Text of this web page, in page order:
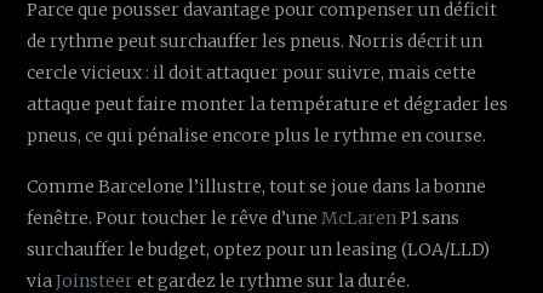
Parce que pousser davantage pour compenser un déficit
de rythme peut surchauffer les pneus. Norris décrit un
cercle vicieux : il doit attaquer pour suivre, mais cette
attaque peut faire monter la température et dégrader les
pneus, ce qui pénalise encore plus le rythme en course.
Comme Barcelone l’illustre, tout se joue dans la bonne
fenêtre. Pour toucher le rêve d’uneMcLarenP1 sans
surchauffer le budget, optez pour un leasing (LOA/LLD)
viaJoinsteeret gardez le rythme sur la durée.